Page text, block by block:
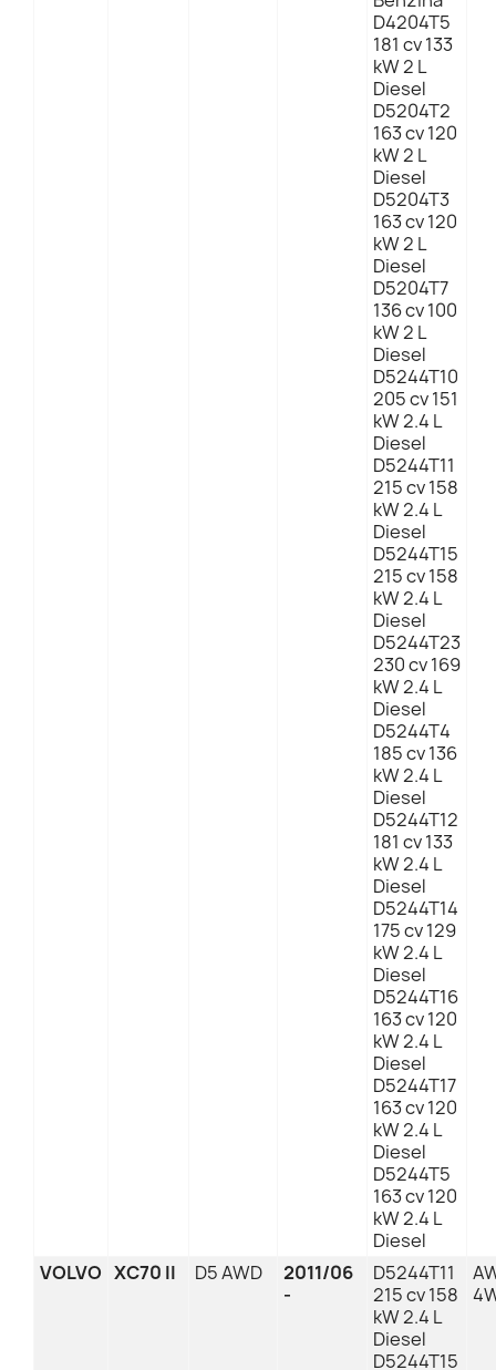
D4204T5
181 cv 133
kW 2 L
Diesel
D5204T2
163 cv 120
kW 2 L
Diesel
D5204T3
163 cv 120
kW 2 L
Diesel
D5204T7
136 cv 100
kW 2 L
Diesel
D5244T10
205 cv 151
kW 2.4 L
Diesel
D5244T11
215 cv 158
kW 2.4 L
Diesel
D5244T15
215 cv 158
kW 2.4 L
Diesel
D5244T23
230 cv 169
kW 2.4 L
Diesel
D5244T4
185 cv 136
kW 2.4 L
Diesel
D5244T12
181 cv 133
kW 2.4 L
Diesel
D5244T14
175 cv 129
kW 2.4 L
Diesel
D5244T16
163 cv 120
kW 2.4 L
Diesel
D5244T17
163 cv 120
kW 2.4 L
Diesel
D5244T5
163 cv 120
kW 2.4 L
Diesel
VOLVO XC70 II D5 AWD
2011/06
-
D5244T11
215 cv 158
kW 2.4 L
Diesel
D5244T15